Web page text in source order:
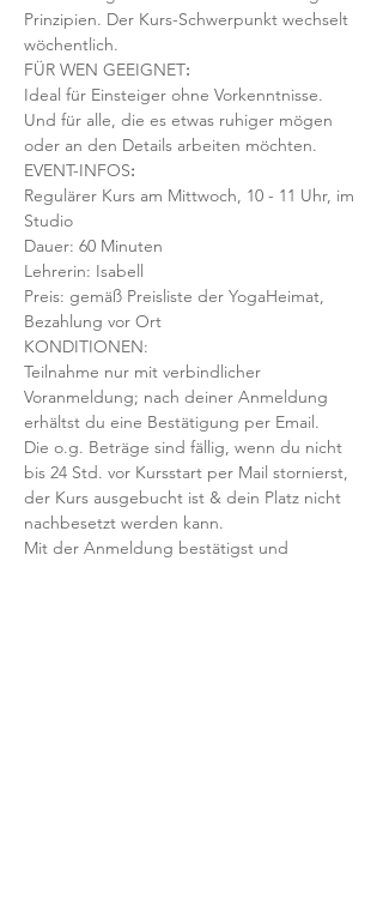
Prinzipien. Der Kurs-Schwerpunkt wechselt
wöchentlich.
FÜR WEN GEEIGNET:
Ideal für Einsteiger ohne Vorkenntnisse.
Und für alle, die es etwas ruhiger mögen
oder an den Details arbeiten möchten.
EVENT-INFOS:
Regulärer Kurs am Mittwoch, 10 - 11 Uhr, im
Studio
Dauer: 60 Minuten
Lehrerin: Isabell
Preis: gemäß Preisliste der YogaHeimat,
Bezahlung vor Ort
KONDITIONEN:
Teilnahme nur mit verbindlicher
Voranmeldung; nach deiner Anmeldung
erhältst du eine Bestätigung per Email.
Die o.g. Beträge sind fällig, wenn du nicht
bis 24 Std. vor Kursstart per Mail stornierst,
der Kurs ausgebucht ist & dein Platz nicht
nachbesetzt werden kann.
Mit der Anmeldung bestätigst und